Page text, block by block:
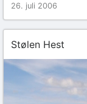
26. juli 2006
Stølen Hest